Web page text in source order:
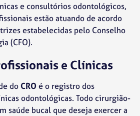
e consultórios odontológicos,
estão atuando de acordo
estabelecidas pelo Conselho
(CFO).
e Clínicas
doCROé o registro dos
odontológicas. Todo cirurgião-
saúde bucal que deseja exercer a